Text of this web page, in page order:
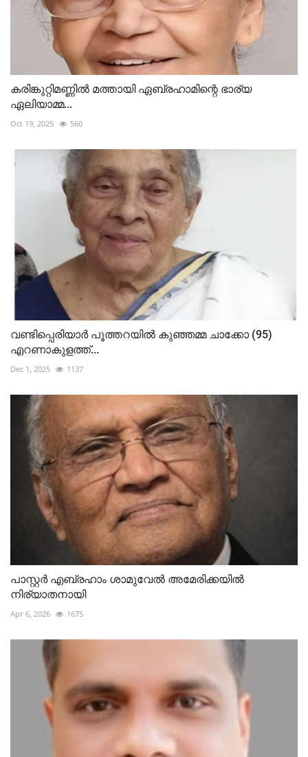
കരിങ്കുറ്റിമണ്ണിൽ മത്തായി ഏബ്രഹാമിന്റെ ഭാര്യ
ഏലിയാമ്മ...
Oct 19, 2025 560
വണ്ടിപ്പെരിയാർ പൂത്തറയിൽ കുഞ്ഞമ്മ ചാക്കോ (95)
എറണാകുളത്ത്...
Dec 1, 2025 1137
പാസ്റ്റർ എബ്രഹാം ശാമുവേൽ അമേരിക്കയിൽ
നിര്യാതനായി
Apr 6, 2026 1675